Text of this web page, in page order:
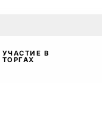
УЧАСТИЕ В
ТОРГАХ